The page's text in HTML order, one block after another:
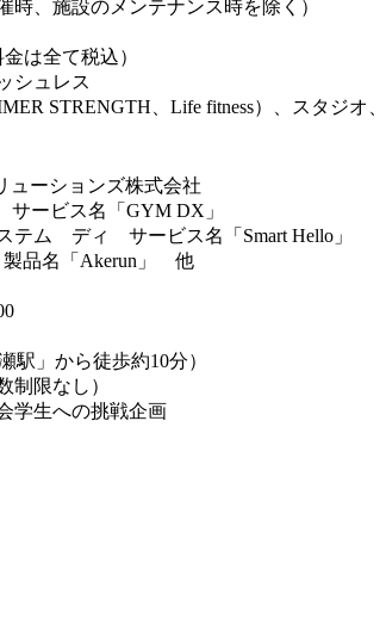
、施設のメンテナンス時を除く）
全て税込）
ュレス
STRENGTH、Life fitness）、スタジオ、
ーションズ株式会社
ビス名「GYM DX」
ディ サービス名「Smart Hello」
名「Akerun」 他
」から徒歩約10分）
制限なし）
学生への挑戦企画